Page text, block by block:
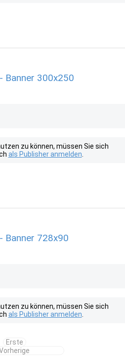
Banner 300x250
zu können, müssen Sie sich
als Publisher anmelden
Banner 728x90
zu können, müssen Sie sich
als Publisher anmelden
Erste